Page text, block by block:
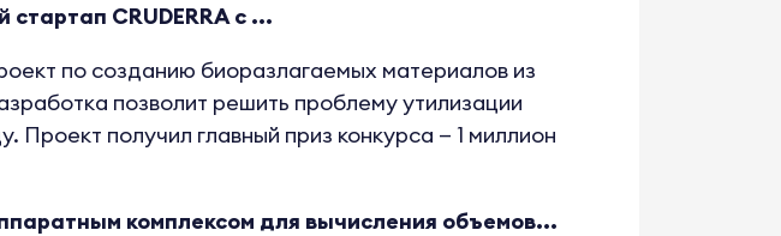
CRUDERRA с ...
по созданию биоразлагаемых материалов из
позволит решить проблему утилизации
получил главный приз конкурса — 1 миллион
комплексом для вычисления объемов...